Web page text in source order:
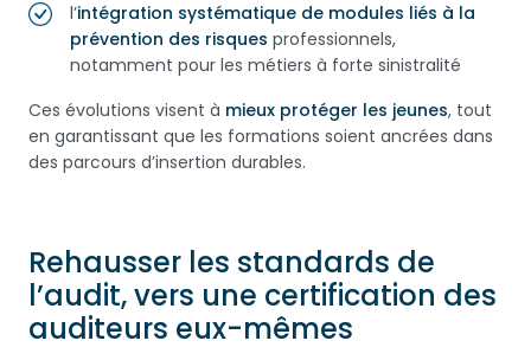
l’intégration systématique de modules liés à la
prévention des risques professionnels,
notamment pour les métiers à forte sinistralité
Ces évolutions visent à mieux protéger les jeunes, tout
en garantissant que les formations soient ancrées dans
des parcours d’insertion durables.
Rehausser les standards de
l’audit, vers une certification des
auditeurs eux-mêmes